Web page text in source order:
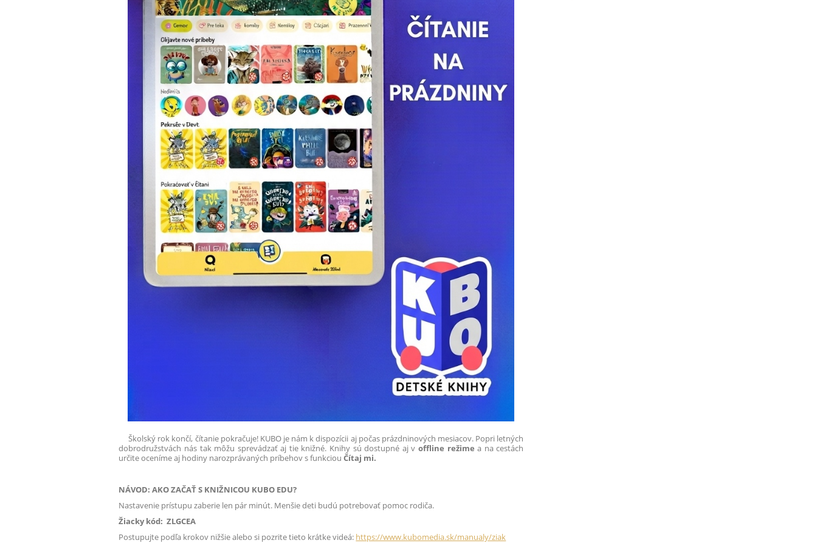
Školský rok končí, čítanie pokračuje! KUBO je nám k dispozícii aj počas prázdninových mesiacov. Popri letných
dobrodružstvách nás tak môžu sprevádzať aj tie knižné. Knihy sú dostupné aj v offline režime a na cestách
určite oceníme aj hodiny narozprávaných príbehov s funkciou Čítaj mi.
NÁVOD: AKO ZAČAŤ S KNIŽNICOU KUBO EDU?
Nastavenie prístupu zaberie len pár minút. Menšie deti budú potrebovať pomoc rodiča.
Žiacky kód: ZLGCEA
Postupujte podľa krokov nižšie alebo si pozrite tieto krátke videá: https://www.kubomedia.sk/manualy/ziak